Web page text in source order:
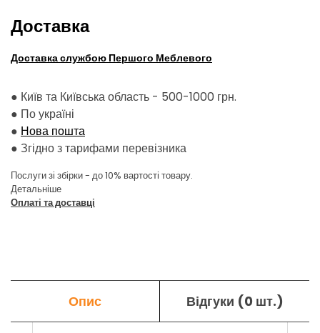
Доставка
Доставка службою Першого Меблевого
● Київ та Київська область - 500-1000 грн.
● По україні
● Нова пошта
● Згідно з тарифами перевізника
Послуги зі збірки - до 10% вартості товару.
Детальніше
Оплаті та доставці
Опис Відгуки (0 шт.)